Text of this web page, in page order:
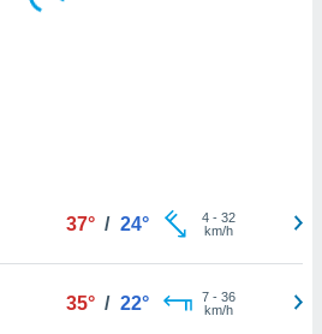
37° / 24° 4- 32
km/h
35° / 22° 7- 36
km/h